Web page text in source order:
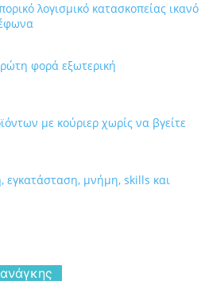
λογισμικό κατασκοπείας ικανό
φορά εξωτερική
με κούριερ χωρίς να βγείτε
εγκατάσταση, μνήμη, skills και